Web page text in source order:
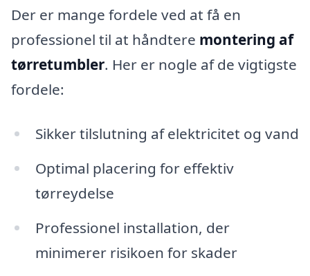
Der er mange fordele ved at få en
professionel til at håndtere montering af
tørretumbler. Her er nogle af de vigtigste
fordele:
Sikker tilslutning af elektricitet og vand
Optimal placering for effektiv
tørreydelse
Professionel installation, der
minimerer risikoen for skader